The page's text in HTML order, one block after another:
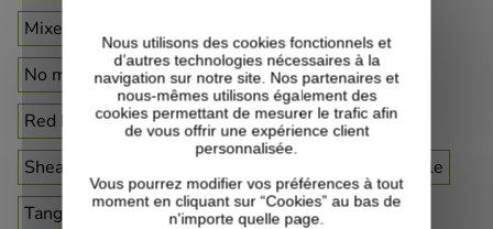
Mixed chicks
No more beauty
Puffcuff
Purepousse
Red by kiss
Rizos curls
Saison des pluies
Shea moisture
Sunny isle
Tangle teezer
Terre de couleur
Taliah waajid
Nous utilisons des cookies fonctionnels et
d’autres technologies nécessaires à la
navigation sur notre site. Nos partenaires et
nous-mêmes utilisons également des
cookies permettant de mesurer le trafic afin
de vous offrir une expérience client
personnalisée.
Vous pourrez modifier vos préférences à tout
moment en cliquant sur “Cookies” au bas de
n'importe quelle page.